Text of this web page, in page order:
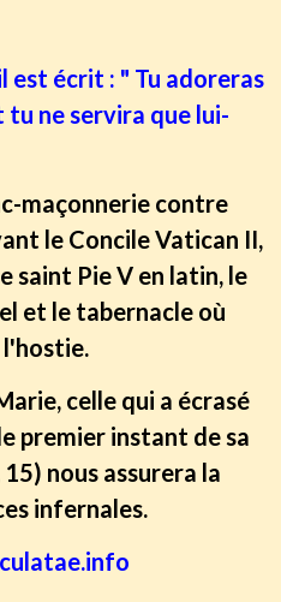
est écrit : " Tu adoreras
tu ne servira que lui-
maçonnerie contre
le Concile Vatican II,
saint Pie V en latin, le
et le tabernacle où
l'hostie.
celle qui a écrasé
premier instant de sa
nous assurera la
infernales.